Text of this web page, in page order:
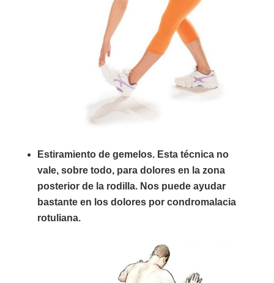
Estiramiento de gemelos. Esta técnica no
vale, sobre todo, para dolores en la zona
posterior de la rodilla. Nos puede ayudar
bastante en los dolores por condromalacia
rotuliana.